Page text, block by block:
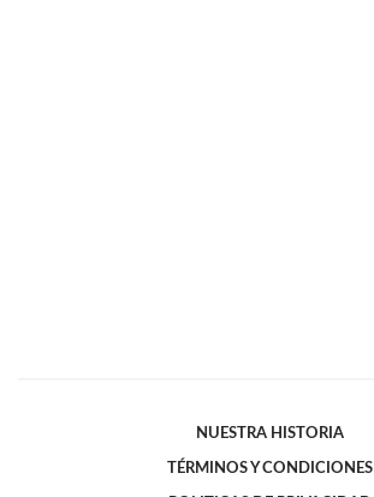
NUESTRA HISTORIA
TÉRMINOS Y CONDICIONES